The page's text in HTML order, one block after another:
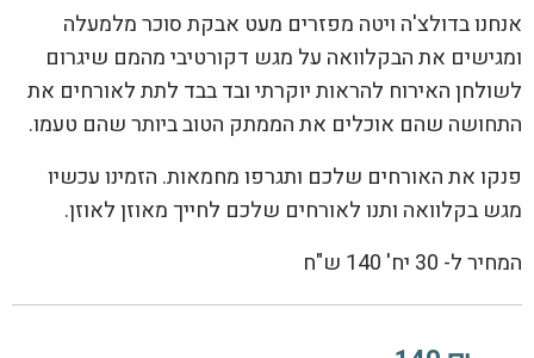
אנחנו בדולצ'ה ויטה מפזרים מעט אבקת סוכר מלמעלה
ומגישים את הבקלוואה על מגש דקורטיבי מהמם שיגרום
לשולחן האירוח להראות יוקרתי ובד בבד לתת לאורחים את
התחושה שהם אוכלים את הממתק הטוב ביותר שהם טעמו.
פנקו את האורחים שלכם ותגרפו מחמאות. הזמינו עכשיו
מגש בקלוואה ותנו לאורחים שלכם לחייך מאוזן לאוזן.
המחיר ל- 30 יח' 140 ש"ח